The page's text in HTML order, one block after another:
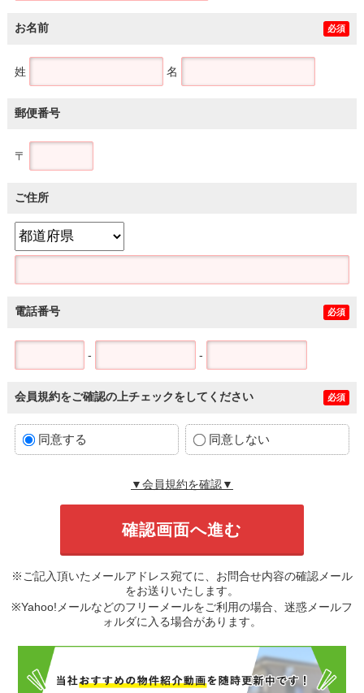
お名前 必須
姓 名
郵便番号
〒
ご住所
電話番号 必須
- -
会員規約をご確認の上チェックをしてください 必須
同意する 同意しない
▼会員規約を確認▼
※ご記入頂いたメールアドレス宛てに、お問合せ内容の確認メール
をお送りいたします。
※Yahoo!メールなどのフリーメールをご利用の場合、迷惑メールフ
ォルダに入る場合があります。